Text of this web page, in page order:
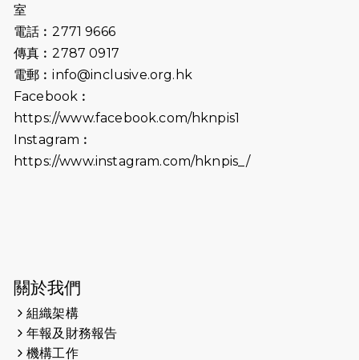
2026-07-02
2026-06-25
（19:00開始）
2026-06-18
猛龍長跑隊恆常練習 - 6月18日
2026-06-11
猛龍長跑隊恆常練習 - 6月11日（19:00
2026-05-22
室
電話︰2771 9666
傳真︰2787 0917
電郵︰info@inclusive.org.hk
Facebook︰
https://www.facebook.com/hknpis1
Instagram︰
https://www.instagram.com/hknpis_/
關於我們
組織架構
年報及財務報告
機構工作